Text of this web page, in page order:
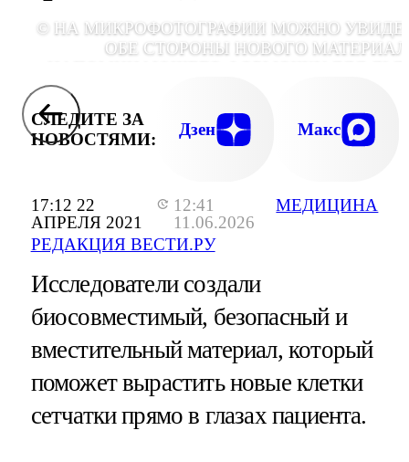
17:12 22
АПРЕЛЯ 2021
12:41
11.06.2026
РЕДАКЦИЯ ВЕСТИ.РУ
МЕДИЦИНА
© НА МИКРОФОТОГРАФИИ МОЖНО
ОБЕ СТОРОНЫ НОВОГО
WISCONSIN-
СЛЕДИТЕ ЗА
НОВОСТЯМИ:
Дзен Макс
Исследователи создали
биосовместимый, безопасный и
вместительный материал, который
поможет вырастить новые клетки
сетчатки прямо в глазах пациента.